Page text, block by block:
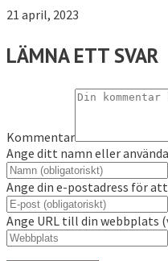
21 april, 2023
LÄMNA ETT SVAR
Kommentar
Ange ditt namn eller
Ange din e-postadress för
Ange URL till din webbplats